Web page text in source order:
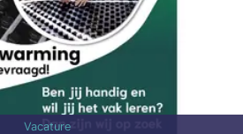
Vacature